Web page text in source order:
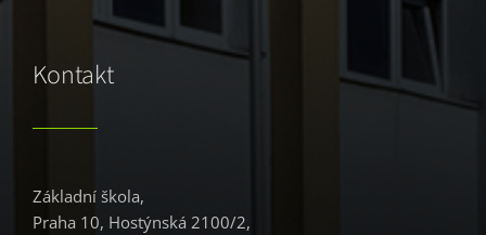
Kontakt
Základní škola,
Praha 10, Hostýnská 2100/2,